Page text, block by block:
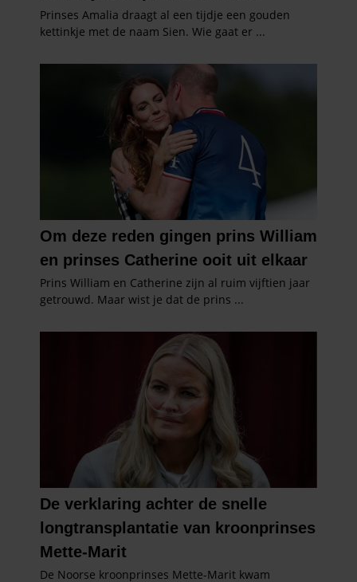
informatie die u aan ze heeft verstrekt of die ze hebben
verzameld op basis van uw gebruik van hun services. U
gebruiken.